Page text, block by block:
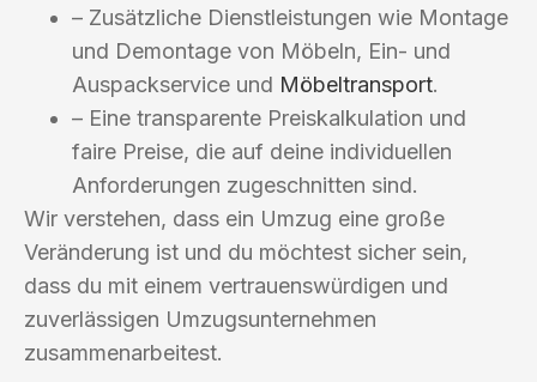
– Zusätzliche Dienstleistungen wie Montage
und Demontage von Möbeln, Ein- und
Auspackservice und Möbeltransport.
– Eine transparente Preiskalkulation und
faire Preise, die auf deine individuellen
Anforderungen zugeschnitten sind.
Wir verstehen, dass ein Umzug eine große
Veränderung ist und du möchtest sicher sein,
dass du mit einem vertrauenswürdigen und
zuverlässigen Umzugsunternehmen
zusammenarbeitest.